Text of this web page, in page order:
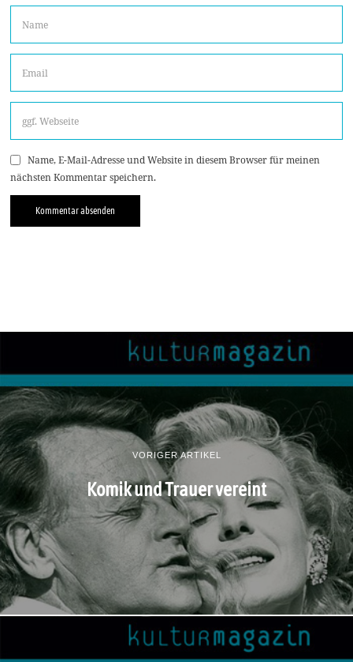
Name, E-Mail-Adresse und Website in diesem Browser für meinen
nächsten Kommentar speichern.
VORIGER ARTIKEL
Komik und Trauer vereint